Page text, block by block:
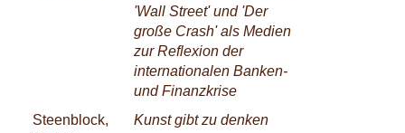
'Wall Street' und 'Der
große Crash' als Medien
zur Reflexion der
internationalen Banken-
und Finanzkrise
Steenblock,
Kunst gibt zu denken